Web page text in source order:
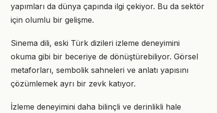
yapımları da dünya çapında ilgi çekiyor. Bu da sektör
için olumlu bir gelişme.
Sinema dili, eski Türk dizileri izleme deneyimini
okuma gibi bir beceriye de dönüştürebiliyor. Görsel
metaforları, sembolik sahneleri ve anlatı yapısını
çözümlemek ayrı bir zevk katıyor.
İzleme deneyimini daha bilinçli ve derinlikli hale